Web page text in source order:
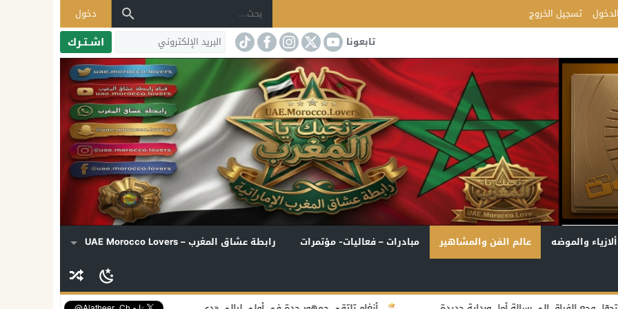
تسجيل الخروج
دخول
تابعونا اشـتـرك
والموضه عالم الفن والمشاهير مبادرات – فعاليات- مؤتمرات رابطة عشاق المغرب – UAE Morocco Lovers